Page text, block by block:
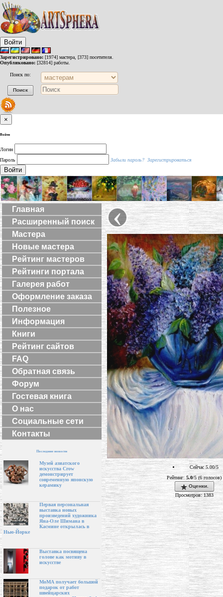
Войти
Зарегистрировано: [1974] мастера, [373] посетителя.
Опубликовано: [32814] работы.
Поиск по:
×
Войти
Логин
Пароль
Забыли пароль? Зарегистрироваться
Войти
Главная
Расширенный поиск
Мастера
Новые мастера
Рейтинг мастеров
Рейтинги портала
Галерея работ
Оформление заказа
Полезное
Информация
Книги
Рейтинг сайтов
FAQ
Обратная связь
Форум
Гостевая книга
О нас
Социальные сети
Контакты
Последние новости
Музей азиатского
искусства Crow
демонстрирует
современную японскую
керамику
Первая персональная
выставка новых
произведений художника
Яна-Оле Шимана в
Касмине открылась в
Нью-Йорке
Выставка посвящена
голове как мотиву в
искусстве
МоМА получает большой
подарок от работ
швейцарских
‹
Сейчас 5.00/5
Рейтинг: 5.0/5 (6 голосов)
Оценки.
Просмотров: 1383